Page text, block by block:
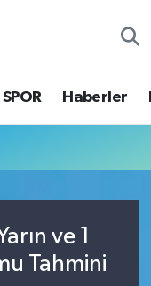
SPOR Haberler
ve 1
Tahmini